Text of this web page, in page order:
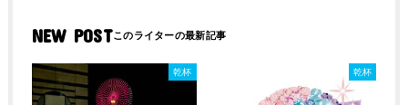
NEW POST
乾杯 乾杯